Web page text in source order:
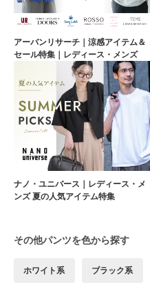
アーバンリサーチ｜涼感アイテム＆
セール特集｜レディース・メンズ
ナノ・ユニバース｜レディース・メ
ンズ 夏の人気アイテム特集
その他パンツを色から探す
ホワイト系 ブラック系